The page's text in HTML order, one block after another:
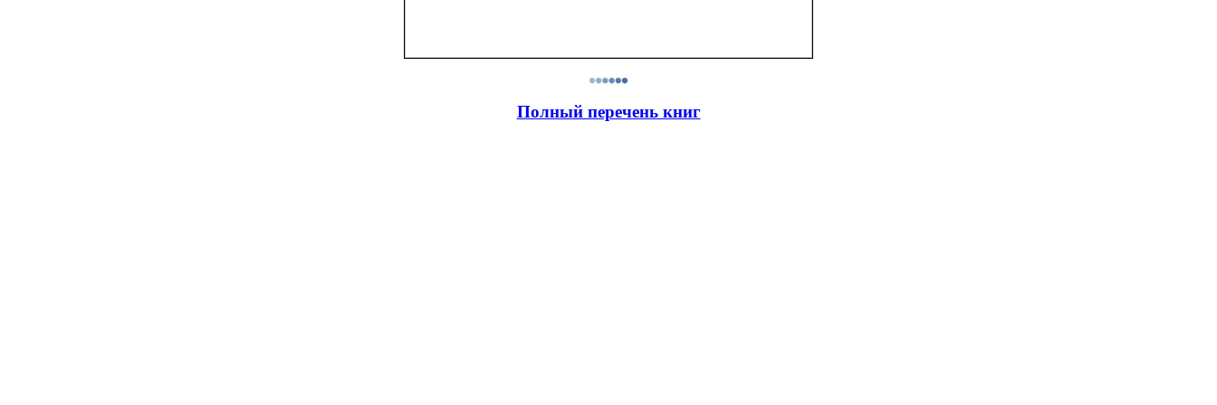
Полный перечень книг